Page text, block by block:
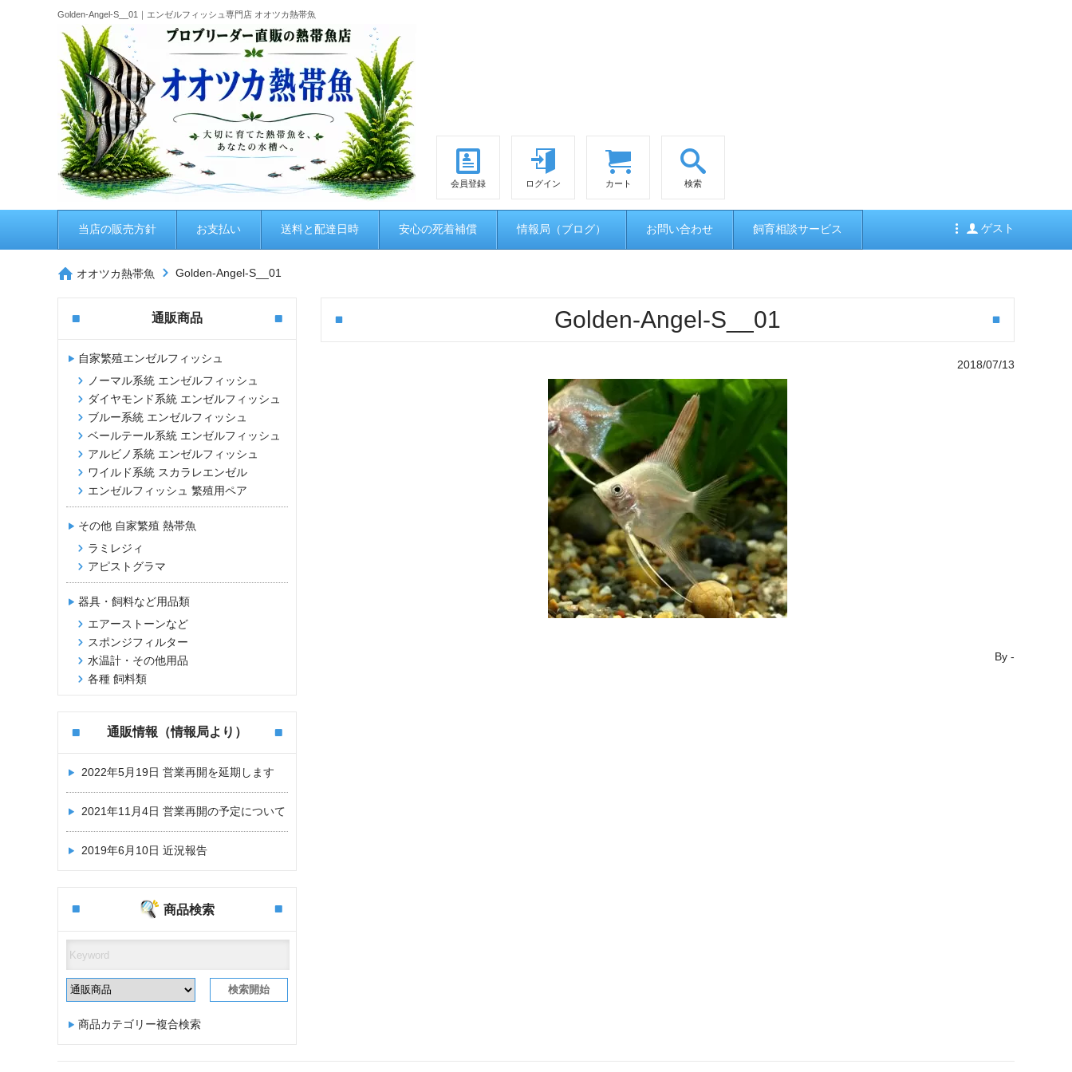
Golden-Angel-S__01｜エンゼルフィッシュ専門店 オオツカ熱帯魚
会員登録 ログイン カート 検索
ゲスト
当店の販売方針 お支払い 送料と配達日時 安心の死着補償 情報局（ブログ） お問い合わせ 飼育相談サービス
オオツカ熱帯魚 Golden-Angel-S__01
Golden-Angel-S__01
2018/07/13
By -
通販商品
自家繁殖エンゼルフィッシュ
ノーマル系統 エンゼルフィッシュ
ダイヤモンド系統 エンゼルフィッシュ
ブルー系統 エンゼルフィッシュ
ベールテール系統 エンゼルフィッシュ
アルビノ系統 エンゼルフィッシュ
ワイルド系統 スカラレエンゼル
エンゼルフィッシュ 繁殖用ペア
その他 自家繁殖 熱帯魚
ラミレジィ
アピストグラマ
器具・飼料など用品類
エアーストーンなど
スポンジフィルター
水温計・その他用品
各種 飼料類
通販情報（情報局より）
2022年5月19日 営業再開を延期します
2021年11月4日 営業再開の予定について
2019年6月10日 近況報告
商品検索
商品カテゴリー複合検索